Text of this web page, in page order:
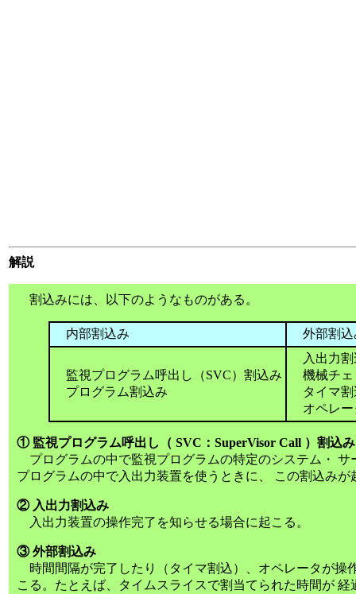
解説
割込みには、以下のようなものがある。
内部割込み 外部割込
監視プログラム呼出し（SVC）割込み
プログラム割込み
入出力割
機械チェ
タイマ割
オペレー
① 監視プログラム呼出し（ SVC：SuperVisor Call ）割込み
プログラムの中で監視プログラムの特定のシステム・ サ
プログラムの中で入出力装置を使うときに、 この割込みが
② 入出力割込み
入出力装置の操作完了を知らせる場合に起こる。
③ 外部割込み
時間間隔が完了したり（タイマ割込）、オペレータが操
こる。たとえば、タイムスライスで割当てられた時間が